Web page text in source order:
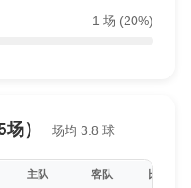
1 场 (20%)
） 场均 3.8 球
主队 客队 比分